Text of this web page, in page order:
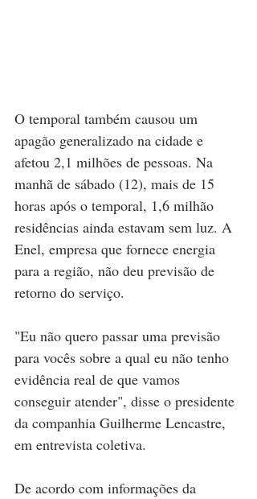
O temporal também causou um
apagão generalizado na cidade e
afetou 2,1 milhões de pessoas. Na
manhã de sábado (12), mais de 15
horas após o temporal, 1,6 milhão
residências ainda estavam sem luz. A
Enel, empresa que fornece energia
para a região, não deu previsão de
retorno do serviço.
"Eu não quero passar uma previsão
para vocês sobre a qual eu não tenho
evidência real de que vamos
conseguir atender", disse o presidente
da companhia Guilherme Lencastre,
em entrevista coletiva.
De acordo com informações da